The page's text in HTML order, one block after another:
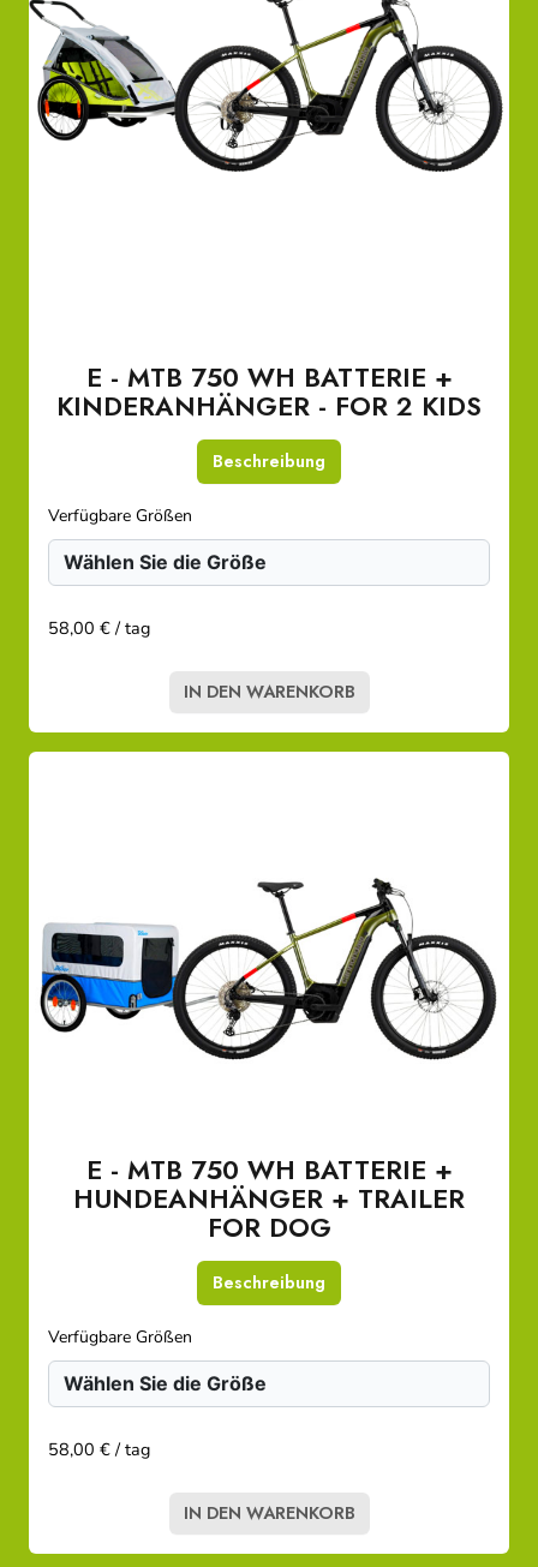
E - MTB 750 WH BATTERIE +
KINDERANHÄNGER - FOR 2 KIDS
Beschreibung
Verfügbare Größen
58,00 € / tag
IN DEN WARENKORB
E - MTB 750 WH BATTERIE +
HUNDEANHÄNGER + TRAILER
FOR DOG
Beschreibung
Verfügbare Größen
58,00 € / tag
IN DEN WARENKORB